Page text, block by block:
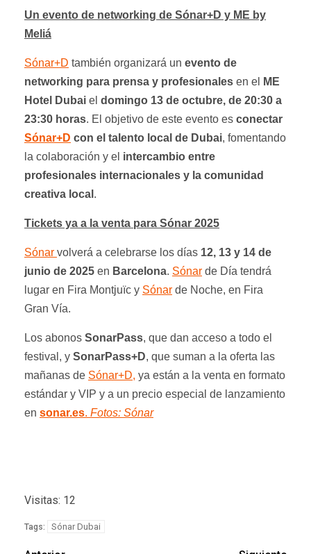
Un evento de networking de Sónar+D y ME by
Meliá
Sónar+D también organizará un evento de
networking para prensa y profesionales en el
ME
Hotel Dubai el domingo 13 de octubre, de 20:30 a
23:30 horas. El objetivo de este evento es conectar
Sónar+D con el talento local de Dubai, fomentando
la colaboración y el intercambio entre
profesionales internacionales y la comunidad
creativa local .
Tickets ya a la venta para Sónar 2025
Sónar volverá a celebrarse los días 12, 13 y 14 de
junio de 2025 en Barcelona. Sónar de Día tendrá
lugar en Fira Montjuïc y Sónar de Noche, en Fira
Gran Vía.
Los abonos SonarPass, que dan acceso a todo el
festival, y SonarPass+D, que suman a la oferta las
mañanas de Sónar+D, ya están a la venta en formato
estándar y VIP y a un precio especial de lanzamiento
en sonar.es. Fotos: Sónar
Visitas: 12
Tags: Sónar Dubai